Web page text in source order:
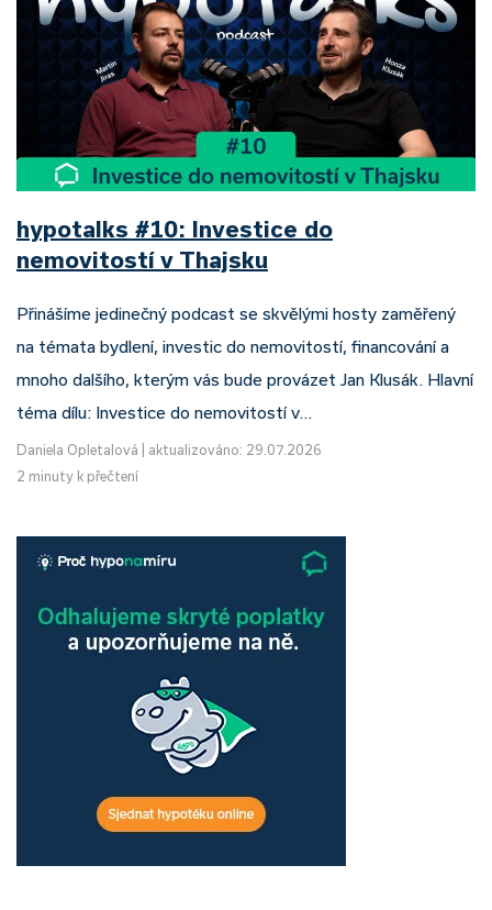
hypotalks #10: Investice do
nemovitostí v Thajsku
Přinášíme jedinečný podcast se skvělými hosty zaměřený
na témata bydlení, investic do nemovitostí, financování a
mnoho dalšího, kterým vás bude provázet Jan Klusák. Hlavní
téma dílu: Investice do nemovitostí v…
Daniela Opletalová
aktualizováno: 29.07.2026
2 minuty k přečtení